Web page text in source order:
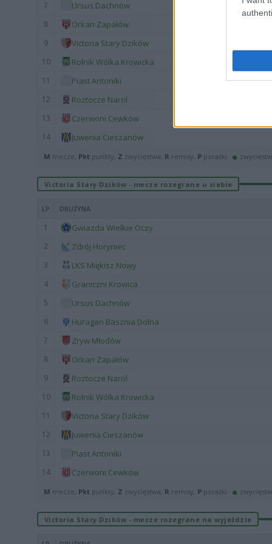
7 Ursus Dachnów
8 Orkan Zapałów
9 Victoria Stary Dzików
10 Rolnik Wólka Krowicka
11 Piast Antoniki
12 Roztocze Narol
13 Czerwoni Cewków
14 Juwenia Cieszanów
M mecze, Pkt punkty, Z zwycięstwa, R remisy, P porażki ·
Victoria Stary Dzików - mecze rozegrane u siebie
LP DRUŻYNA
1 Gwiazda Wielkie Oczy
2 Zdrój Horyniec
3 LKS Miękisz Nowy
4 Graniczni Krowica
5 Ursus Dachnów
6 Huragan Basznia Dolna
7 Zryw Młodów
8 Orkan Zapałów
9 Roztocze Narol
10 Rolnik Wólka Krowicka
11 Victoria Stary Dzików
12 Juwenia Cieszanów
13 Piast Antoniki
14 Czerwoni Cewków
M mecze, Pkt punkty, Z zwycięstwa, R remisy, P porażki ·
Victoria Stary Dzików - mecze rozegrane na wyjeździe